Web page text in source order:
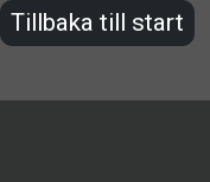
Tillbaka till start